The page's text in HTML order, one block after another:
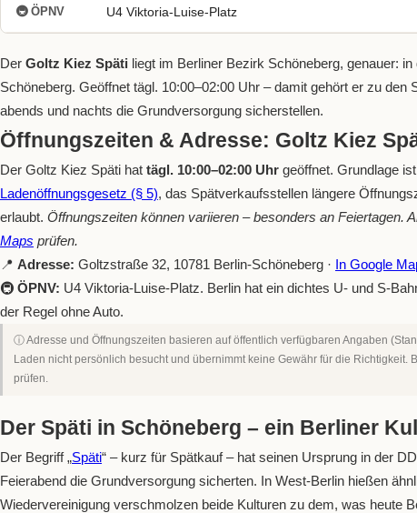
🚇 ÖPNV U4 Viktoria-Luise-Platz
Der Goltz Kiez Späti liegt im Berliner Bezirk Schöneberg, genauer:
Schöneberg. Geöffnet tägl. 10:00–02:00 Uhr – damit gehört er zu den
abends und nachts die Grundversorgung sicherstellen.
Öffnungszeiten & Adresse: Goltz Kiez
Der Goltz Kiez Späti hat tägl. 10:00–02:00 Uhr geöffnet. Grundlage
Ladenöffnungsgesetz (§ 5), das Spätverkaufsstellen längere
erlaubt. Öffnungszeiten können variieren – besonders an Feiertagen.
Maps prüfen.
📍 Adresse: Goltzstraße 32, 10781 Berlin-Schöneberg · In Google
🚇 ÖPNV: U4 Viktoria-Luise-Platz. Berlin hat ein dichtes U- und S-
der Regel ohne Auto.
ⓘ Adresse und Öffnungszeiten basieren auf öffentlich verfügbaren Angaben
Laden nicht persönlich besucht und übernimmt keine Gewähr für die Richtigkeit.
prüfen.
Der Späti in Schöneberg – ein Berliner
Der Begriff „Späti“ – kurz für Spätkauf – hat seinen Ursprung in der
Feierabend die Grundversorgung sicherten. In West-Berlin hießen
Wiedervereinigung verschmolzen beide Kulturen zu dem, was heute